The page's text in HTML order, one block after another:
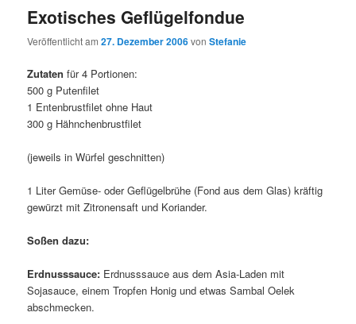
Exotisches Geflügelfondue
Veröffentlicht am27. Dezember 2006vonStefanie
Zutaten für 4 Portionen:
500 g Putenfilet
1 Entenbrustfilet ohne Haut
300 g Hähnchenbrustfilet
(jeweils in Würfel geschnitten)
1 Liter Gemüse- oder Geflügelbrühe (Fond aus dem Glas) kräftig
gewürzt mit Zitronensaft und Koriander.
Soßen dazu:
Erdnusssauce: Erdnusssauce aus dem Asia-Laden mit
Sojasauce, einem Tropfen Honig und etwas Sambal Oelek
abschmecken.